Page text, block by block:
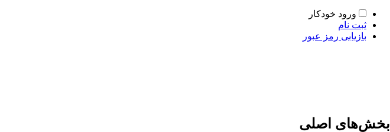
ورود خودکار
ثبت نام
بازیابی رمز عبور
بخش‌های اصلی